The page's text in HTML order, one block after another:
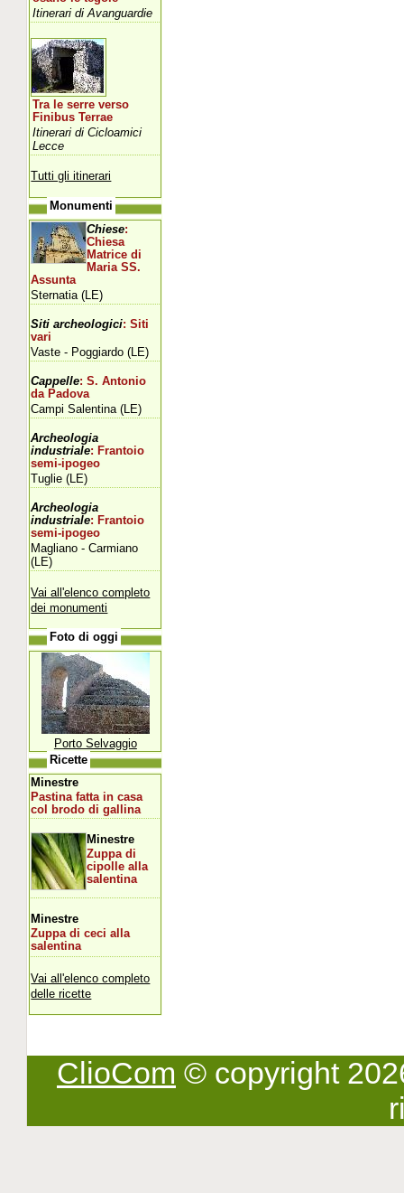
Itinerari di Avanguardie
Tra le serre verso
Finibus Terrae
Itinerari di Cicloamici
Lecce
Tutti gli itinerari
Monumenti
Chiese:
Chiesa
Matrice di
Maria SS.
Assunta
Sternatia (LE)
Siti archeologici: Siti
vari
Vaste - Poggiardo (LE)
Cappelle: S. Antonio
da Padova
Campi Salentina (LE)
Archeologia
industriale: Frantoio
semi-ipogeo
Tuglie (LE)
Archeologia
industriale: Frantoio
semi-ipogeo
Magliano - Carmiano
(LE)
Vai all'elenco completo
dei monumenti
Foto di oggi
Porto Selvaggio
Ricette
Minestre
Pastina fatta in casa
col brodo di gallina
Minestre
Zuppa di
cipolle alla
salentina
Minestre
Zuppa di ceci alla
salentina
Vai all'elenco completo
delle ricette
ClioCom © copyright